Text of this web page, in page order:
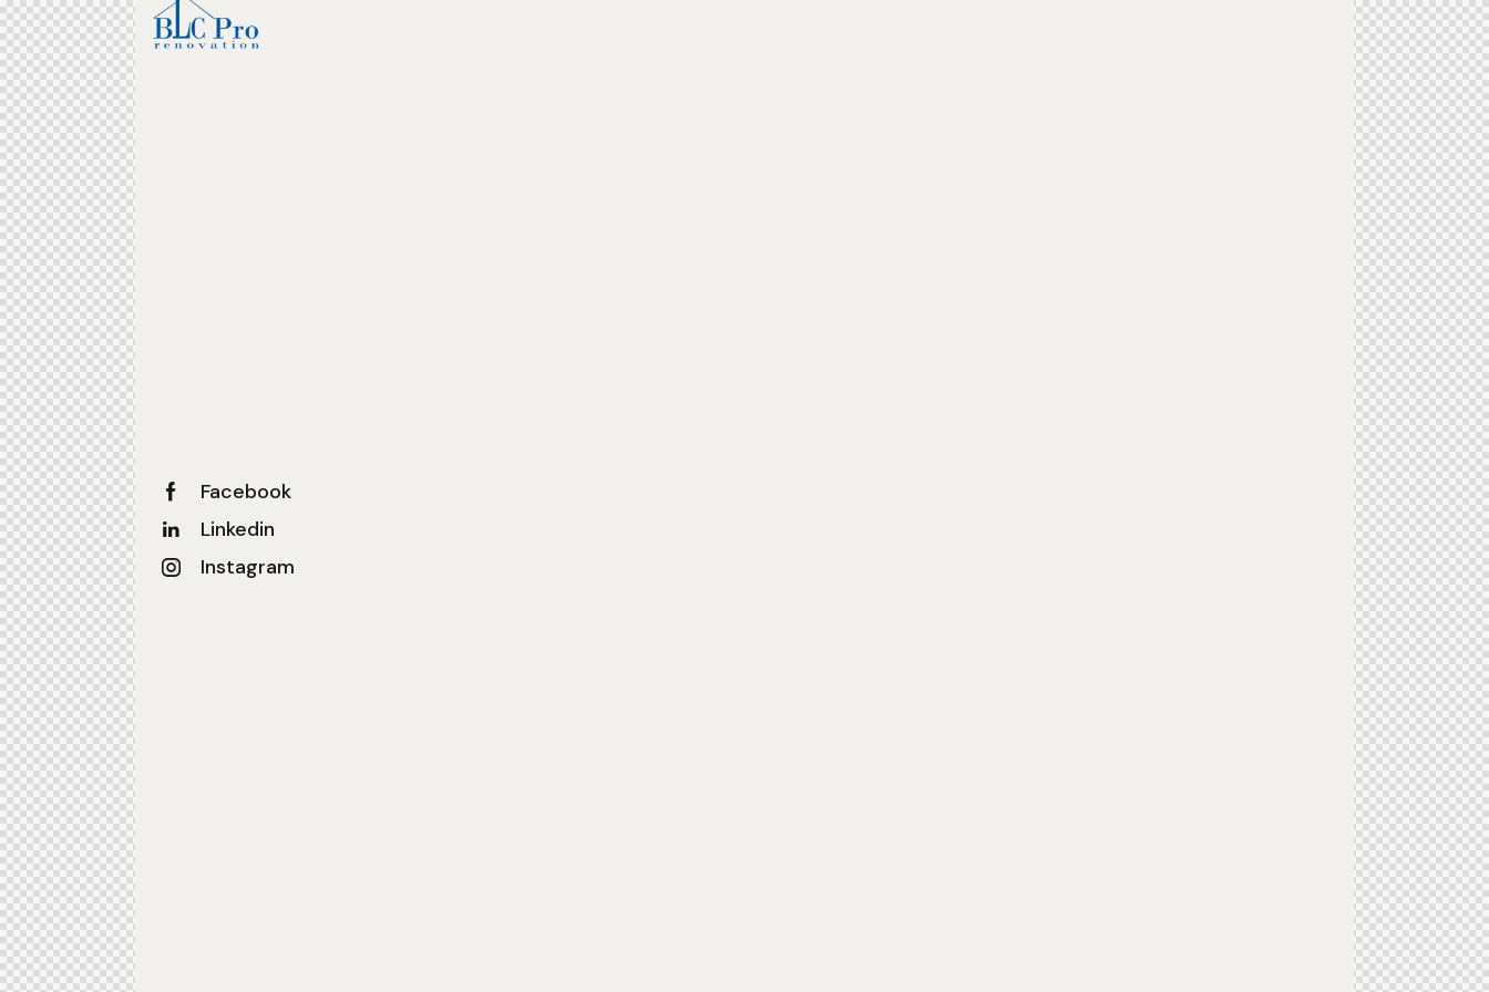
Facebook
Linkedin
Instagram